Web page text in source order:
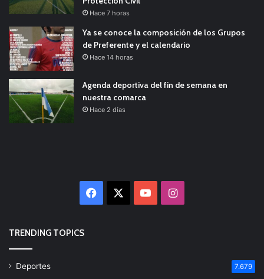
Hace 7 horas
Ya se conoce la composición de los Grupos
de Preferente y el calendario
Hace 14 horas
Agenda deportiva del fin de semana en
nuestra comarca
Hace 2 días
Facebook YouTubeInstagram
TRENDING TOPICS
Deportes 7.679